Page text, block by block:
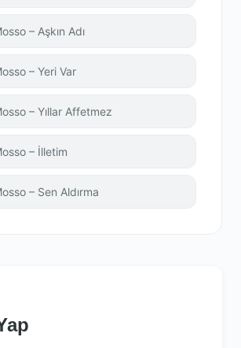
– Aşkın Adı
– Yeri Var
– Yıllar Affetmez
– İlletim
– Sen Aldırma